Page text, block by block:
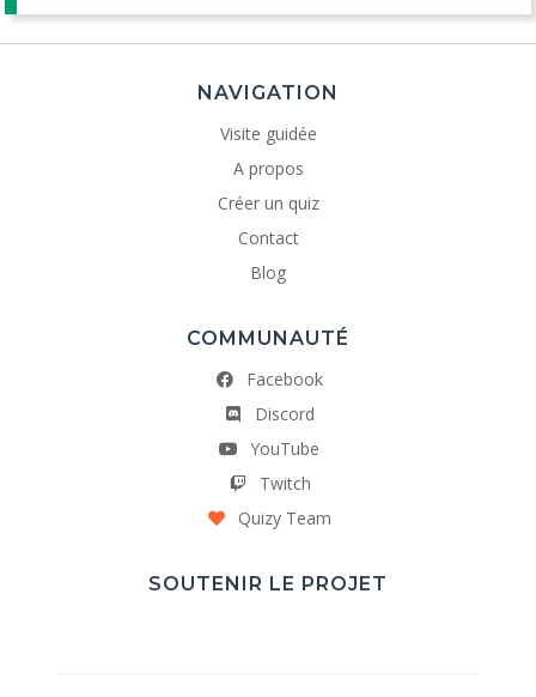
NAVIGATION
Visite guidée
A propos
Créer un quiz
Contact
Blog
COMMUNAUTÉ
Facebook
Discord
YouTube
Twitch
Quizy Team
SOUTENIR LE PROJET